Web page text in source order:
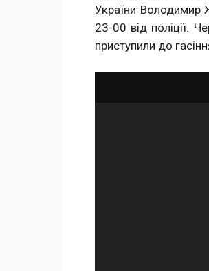
України Володимир
23-00 від поліції.
приступили до